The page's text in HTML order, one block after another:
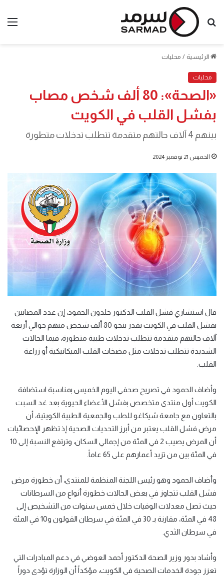
بحث
الرئيسية / محليات
محليات
«الصحة»: 80 ألف شخص مصاب
بفشل القلب في الكويت
بينهم 4 آلاف حالتهم متقدمة تتطلب تدخلات متطورة
الخميس 21 نوفمبر 2024
قال استشاري فشل القلب الدكتور خلدون الحمود، إن عدد المصابين
بفشل القلب في الكويت يقدر بنحو 80 ألف شخص منهم حوالي أربعة
آلاف حالتهم متقدمة تتطلب تدخلات طبية متطورة، فيما الحالات
الشديدة تتطلب تدخلات مثل مضخات القلب الميكانيكية أو زراعة
القلب.
وأضاف الحمود في تصريح صحفي اليوم الخميس بمناسبة استضافة
الكويت أول منتدى متخصص بفشل الأعضاء الحيوية بعد غد السبت
بالتعاون مع جامعة شيكاغو للطب والجمعية الطبية الكويتية، أن
مرض فشل القلب يعتبر من أبرز التحديات الصحية إذ تظهر الإحصائيات
أن المرض يصيب 2 في المئة من إجمالي السكان، وترتفع النسبة إلى 10
في المئة بين من تزيد أعمارهم على 65 عاماً.
وأضاف الحمود وهو رئيس اللجنة المنظمة للمنتدى، أن خطورة مرض
فشل القلب تتجاوز في بعض الحالات خطورة أنواع من السرطانات
حيث تصل معدلات الوفيات خلال خمس سنوات من التشخيص إلى
48 في المئة، مقارنة بـ 30 في المئة في سرطان القولون و10 في المئة
في سرطان الثدي.
وأشاد بدور وزير الصحة الدكتور أحمد العوضي في دعم المبادرات التي
تعزز جودة الخدمات الصحية في الكويت، مؤكداً أن الوزارة تؤدي دوراً